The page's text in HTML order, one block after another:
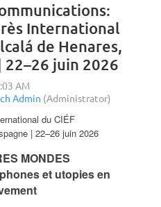
International
de Henares,
22–26 juin 2026
du CIÉF
| 22–26 juin 2026
MONDES
et utopies en